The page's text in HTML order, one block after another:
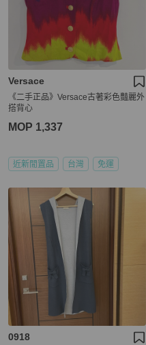
Versace
《二手正品》Versace古著彩色豔麗外
搭背心
MOP 1,337
近新閒置品 台灣 免運
0918